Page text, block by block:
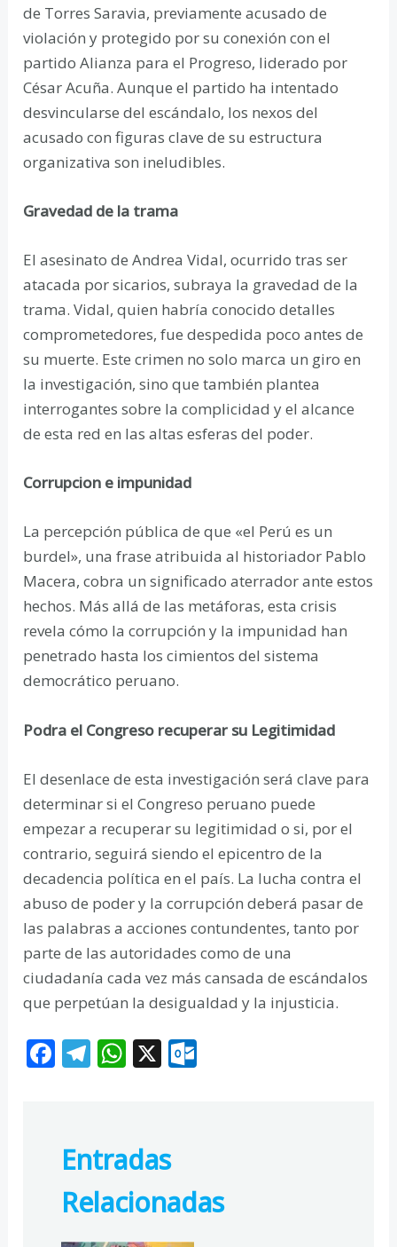
de Torres Saravia, previamente acusado de
violación y protegido por su conexión con el
partido Alianza para el Progreso, liderado por
César Acuña. Aunque el partido ha intentado
desvincularse del escándalo, los nexos del
acusado con figuras clave de su estructura
organizativa son ineludibles.
Gravedad de la trama
El asesinato de Andrea Vidal, ocurrido tras ser
atacada por sicarios, subraya la gravedad de la
trama. Vidal, quien habría conocido detalles
comprometedores, fue despedida poco antes de
su muerte. Este crimen no solo marca un giro en
la investigación, sino que también plantea
interrogantes sobre la complicidad y el alcance
de esta red en las altas esferas del poder.
Corrupcion e impunidad
La percepción pública de que «el Perú es un
burdel», una frase atribuida al historiador Pablo
Macera, cobra un significado aterrador ante estos
hechos. Más allá de las metáforas, esta crisis
revela cómo la corrupción y la impunidad han
penetrado hasta los cimientos del sistema
democrático peruano.
Podra el Congreso recuperar su Legitimidad
El desenlace de esta investigación será clave para
determinar si el Congreso peruano puede
empezar a recuperar su legitimidad o si, por el
contrario, seguirá siendo el epicentro de la
decadencia política en el país. La lucha contra el
abuso de poder y la corrupción deberá pasar de
las palabras a acciones contundentes, tanto por
parte de las autoridades como de una
ciudadanía cada vez más cansada de escándalos
que perpetúan la desigualdad y la injusticia.
F
b
o
o
k
T
a
m
W
s
A
p
p
X
c
o
Entradas
Relacionadas